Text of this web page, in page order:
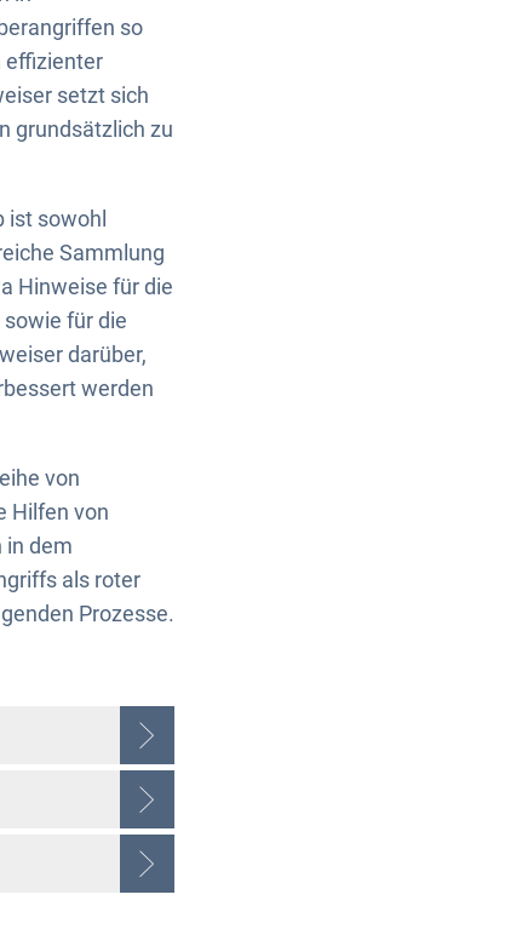
so
effizienter
setzt sich
grundsätzlich zu
ist sowohl
Sammlung
Hinweise für die
für die
darüber,
werden
von
Hilfen von
in dem
als roter
Prozesse.